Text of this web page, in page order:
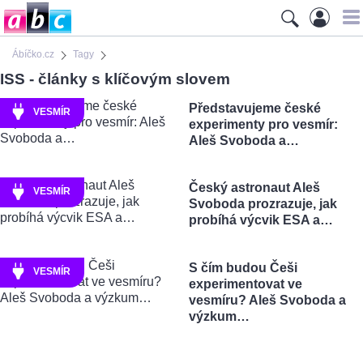
Ábíčko.cz Tagy
ISS - články s klíčovým slovem
VESMÍR
Představujeme české
experimenty pro vesmír:
Aleš Svoboda a…
VESMÍR
Český astronaut Aleš
Svoboda prozrazuje, jak
probíhá výcvik ESA a…
VESMÍR
S čím budou Češi
experimentovat ve
vesmíru? Aleš Svoboda a
výzkum…